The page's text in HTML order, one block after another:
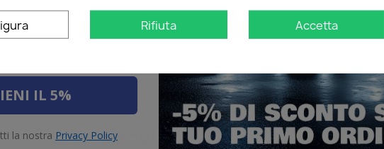
Risparmia sul primo ordine
Rifiuta Accetta
IL 5%
la nostra Privacy Policy